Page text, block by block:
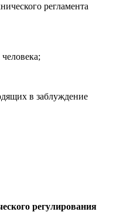
регламента
в заблуждение
регулирования